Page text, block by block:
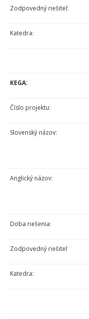
Zodpovedný riešiteľ:
Katedra:
KEGA:
Číslo projektu:
Slovenský názov:
Anglický názov:
Doba riešenia:
Zodpovedný riešiteľ
Katedra: